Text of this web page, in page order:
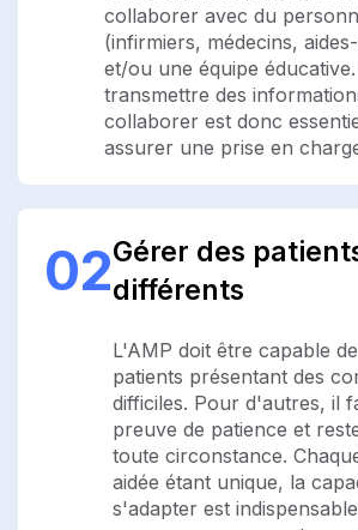
collaborer avec du
(infirmiers, médecins,
et/ou une équipe
transmettre des
collaborer est donc
assurer une prise en
02Gérer des
différents
L'AMP doit être capable
patients présentant des
difficiles. Pour d'autres, il
preuve de patience et
toute circonstance.
aidée étant unique, la
s'adapter est